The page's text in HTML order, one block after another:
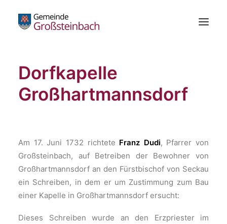
Gemeinde
Bürgerservice
Wirtschaft
Bildung & Kultur
Dorfkapelle
Großhartmannsdorf
Am 17. Juni 1732 richtete Franz Dudi, Pfarrer von
Großsteinbach, auf Betreiben der Bewohner von
Großhartmannsdorf an den Fürstbischof von Seckau
ein Schreiben, in dem er um Zustimmung zum Bau
einer Kapelle in Großhartmannsdorf ersucht:
Dieses Schreiben wurde an den Erzpriester im